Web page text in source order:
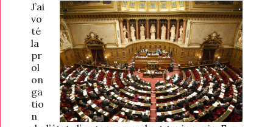
J’ai
vo
té
la
pr
ol
on
ga
tio
n